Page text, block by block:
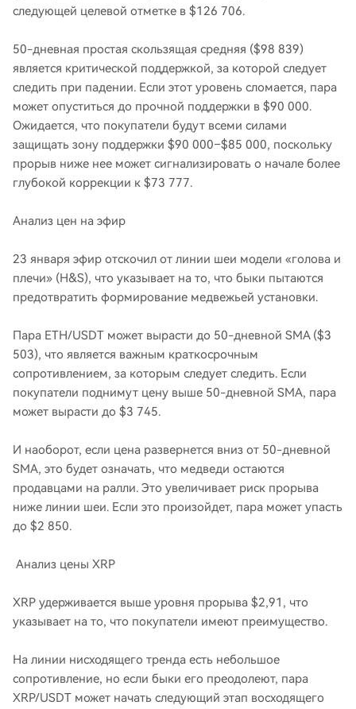
следующей целевой отметке в $126 706.
50-дневная простая скользящая средняя ($98 839)
является критической поддержкой, за которой следует
следить при падении. Если этот уровень сломается, пара
может опуститься до прочной поддержки в $90 000.
Ожидается, что покупатели будут всеми силами
защищать зону поддержки $90 000–$85 000, поскольку
прорыв ниже нее может сигнализировать о начале более
глубокой коррекции к $73 777.
Анализ цен на эфир
23 января эфир отскочил от линии шеи модели «голова и
плечи» (H&S), что указывает на то, что быки пытаются
предотвратить формирование медвежьей установки.
Пара ETH/USDT может вырасти до 50-дневной SMA ($3
503), что является важным краткосрочным
сопротивлением, за которым следует следить. Если
покупатели поднимут цену выше 50-дневной SMA, пара
может вырасти до $3 745.
И наоборот, если цена развернется вниз от 50-дневной
SMA, это будет означать, что медведи остаются
продавцами на ралли. Это увеличивает риск прорыва
ниже линии шеи. Если это произойдет, пара может упасть
до $2 850.
Анализ цены XRP
XRP удерживается выше уровня прорыва $2,91, что
указывает на то, что покупатели имеют преимущество.
На линии нисходящего тренда есть небольшое
сопротивление, но если быки его преодолеют, пара
XRP/USDT может начать следующий этап восходящего